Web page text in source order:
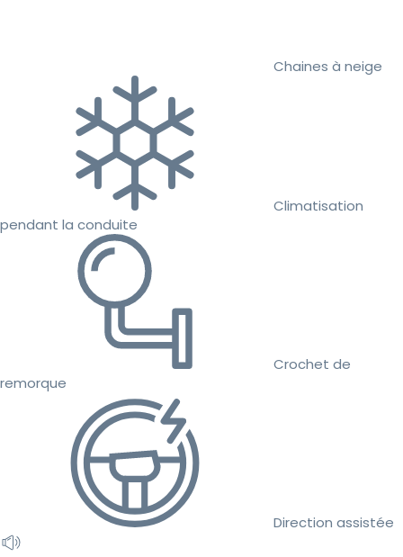
Chaines à neige
Climatisation
pendant la conduite
Crochet de
remorque
Direction assistée